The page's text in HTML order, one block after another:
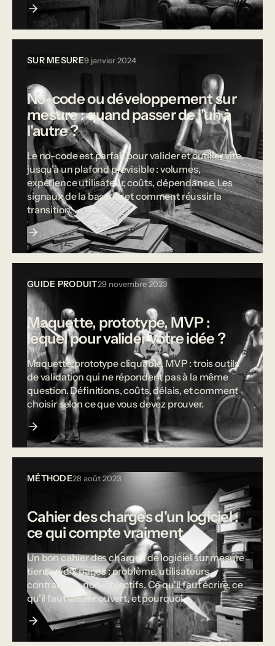
SUR MESURE9 janvier 2024
No-code ou développement sur
mesure : quand passer de l'un à
l'autre ?
Le no-code est parfait pour valider et outiller vite,
jusqu'à un plafond prévisible : volumes,
expérience utilisateur, coûts, dépendance. Les
signaux de la bascule et comment réussir la
transition.
GUIDE PRODUIT29 novembre 2023
Maquette, prototype, MVP :
lequel pour valider votre idée ?
Maquette, prototype cliquable, MVP : trois outils
de validation qui ne répondent pas à la même
question. Définitions, coûts, délais, et comment
choisir selon ce que vous devez prouver.
MÉTHODE28 août 2023
Cahier des charges d'un logiciel :
ce qui compte vraiment
Un bon cahier des charges de logiciel sur mesure
tient en dix pages : problème, utilisateurs,
contraintes, non-objectifs. Ce qu'il faut écrire, ce
qu'il faut laisser ouvert, et pourquoi.